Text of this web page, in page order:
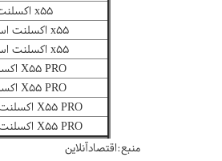
x۵۵ اکسلنت
x۵۵ اکسلنت اسپرت
x۵۵ اکسلنت اسپرت
X۵۵ PRO اکسلنت
X۵۵ PRO اکسلنت
X۵۵ PRO اکسلنت اسپرت
X۵۵ PRO اکسلنت اسپرت
منبع:اقتصادآنلاین